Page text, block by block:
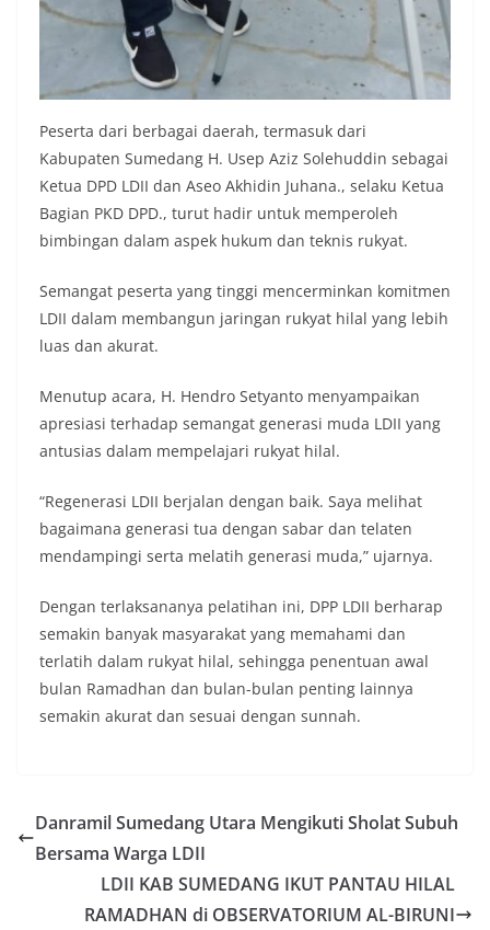
Peserta dari berbagai daerah, termasuk dari
Kabupaten Sumedang H. Usep Aziz Solehuddin sebagai
Ketua DPD LDII dan Aseo Akhidin Juhana., selaku Ketua
Bagian PKD DPD., turut hadir untuk memperoleh
bimbingan dalam aspek hukum dan teknis rukyat.
Semangat peserta yang tinggi mencerminkan komitmen
LDII dalam membangun jaringan rukyat hilal yang lebih
luas dan akurat.
Menutup acara, H. Hendro Setyanto menyampaikan
apresiasi terhadap semangat generasi muda LDII yang
antusias dalam mempelajari rukyat hilal.
“Regenerasi LDII berjalan dengan baik. Saya melihat
bagaimana generasi tua dengan sabar dan telaten
mendampingi serta melatih generasi muda,” ujarnya.
Dengan terlaksananya pelatihan ini, DPP LDII berharap
semakin banyak masyarakat yang memahami dan
terlatih dalam rukyat hilal, sehingga penentuan awal
bulan Ramadhan dan bulan-bulan penting lainnya
semakin akurat dan sesuai dengan sunnah.
Danramil Sumedang Utara Mengikuti Sholat Subuh
Bersama Warga LDII
LDII KAB SUMEDANG IKUT PANTAU HILAL
RAMADHAN di OBSERVATORIUM AL-BIRUNI